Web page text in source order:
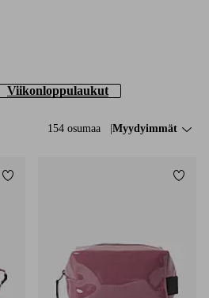
Viikonloppulaukut
154 osumaa Lajittele:
Myydyimmät
Lisää suosikkeihin